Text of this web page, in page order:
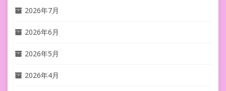
2026年7月
2026年6月
2026年5月
2026年4月